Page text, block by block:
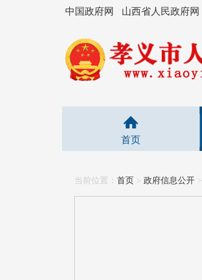
中国政府网 山西省人民政府网
首页
当前位置： 首页 > 政府信息公开 >